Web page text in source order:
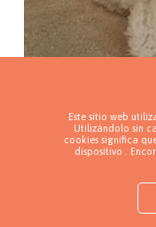
Borowa Góra,
Encuentra un cachorro
Este sitio web
Utilizándolo sin
cookies significa
dispositivo .